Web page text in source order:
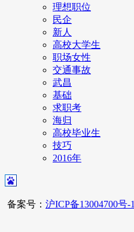
理想职位
民企
新人
高校大学生
职场女性
交通事故
武昌
基础
求职考
海归
高校毕业生
技巧
2016年
备案号： 沪ICP备13004700号-1